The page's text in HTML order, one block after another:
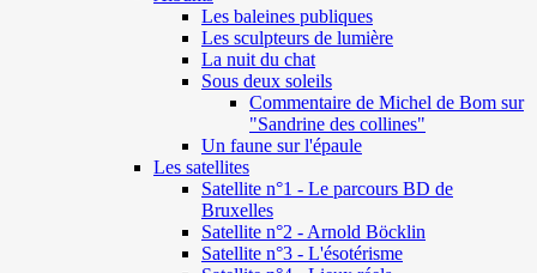
Les baleines publiques
Les sculpteurs de lumière
La nuit du chat
Sous deux soleils
Commentaire de Michel de Bom sur
"Sandrine des collines"
Un faune sur l'épaule
Les satellites
Satellite n°1 - Le parcours BD de
Bruxelles
Satellite n°2 - Arnold Böcklin
Satellite n°3 - L'ésotérisme